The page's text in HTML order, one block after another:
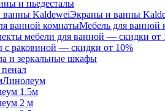
и пьедесталы
Экраны и ванны
Мебель для ванной
мебели для ванной — скидки от
с раковиной — скидки от 10%
и зеркальные шкафы
Линолеум
1.5м
2 м